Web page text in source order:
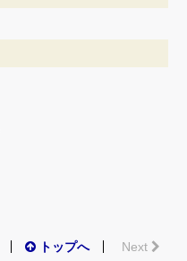
トップへ Next